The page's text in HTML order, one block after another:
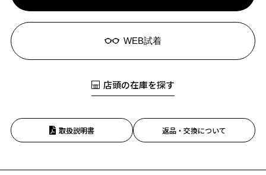
WEB試着
店頭の在庫を探す
取扱説明書 返品・交換について